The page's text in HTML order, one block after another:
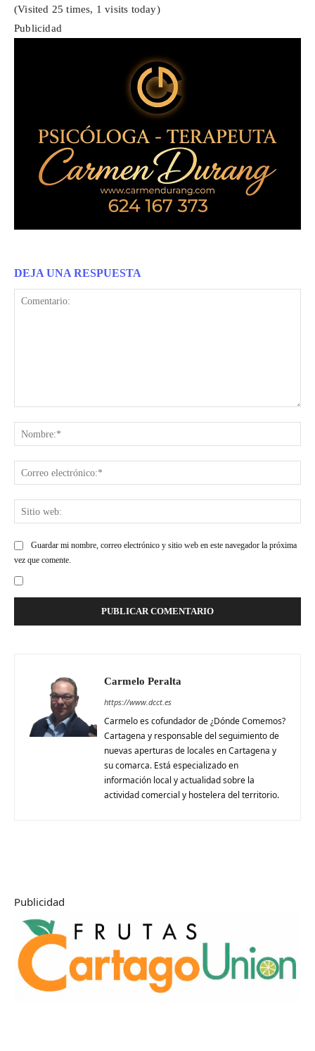
(Visited 25 times, 1 visits today)
Publicidad
DEJA UNA RESPUESTA
Guardar mi nombre, correo electrónico y sitio web en este navegador la próxima
vez que comente.
Carmelo Peralta
https://www.dcct.es
Carmelo es cofundador de ¿Dónde Comemos?
Cartagena y responsable del seguimiento de
nuevas aperturas de locales en Cartagena y
su comarca. Está especializado en
información local y actualidad sobre la
actividad comercial y hostelera del territorio.
Publicidad